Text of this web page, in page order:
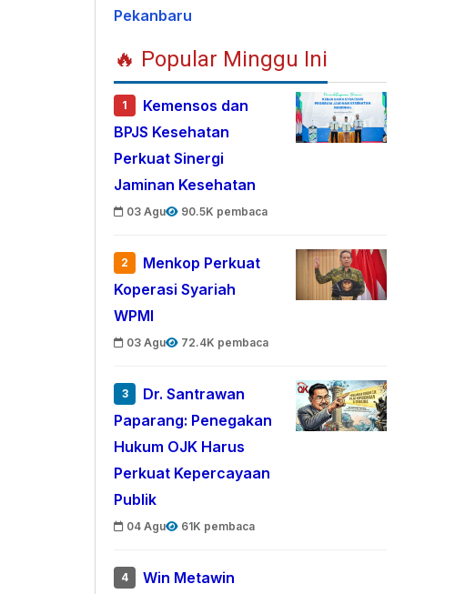
Pekanbaru
🔥 Popular Minggu Ini
1
Kemensos dan
BPJS Kesehatan
Perkuat Sinergi
Jaminan Kesehatan
03 Agu 90.5K pembaca
2
Menkop Perkuat
Koperasi Syariah
WPMI
03 Agu 72.4K pembaca
3
Dr. Santrawan
Paparang: Penegakan
Hukum OJK Harus
Perkuat Kepercayaan
Publik
04 Agu 61K pembaca
4
Win Metawin